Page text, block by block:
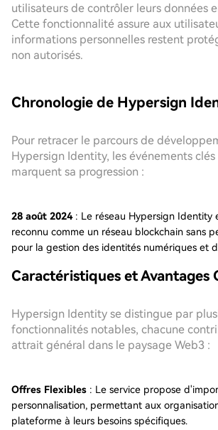
utilisateurs de contrôler leurs données
Cette fonctionnalité assure aux
informations personnelles restent
non autorisés.
Chronologie de Hypersign
Pour retracer le parcours de
Hypersign Identity, les événements clés
marquent sa progression :
28 août 2024: Le réseau Hypersign Identity
reconnu comme un réseau blockchain sans
pour la gestion des identités numériques et
Caractéristiques et Avantages
Hypersign Identity se distingue par
fonctionnalités notables, chacune
attrait général dans le paysage Web3 :
Offres Flexibles : Le service propose
personnalisation, permettant aux
plateforme à leurs besoins spécifiques.